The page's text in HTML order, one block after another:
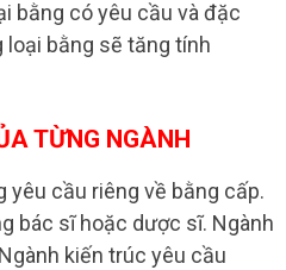
bằng có yêu cầu và đặc
bằng sẽ tăng tính
TỪNG NGÀNH
yêu cầu riêng về bằng cấp.
bác sĩ hoặc dược sĩ. Ngành
kiến trúc yêu cầu